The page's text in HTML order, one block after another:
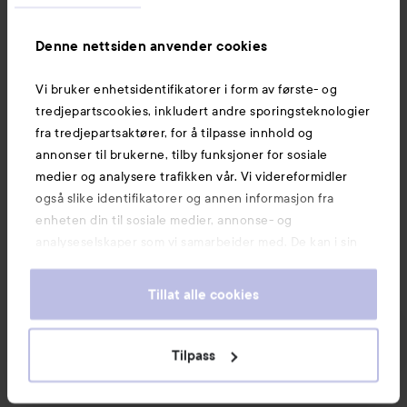
Denne nettsiden anvender cookies
Vi bruker enhetsidentifikatorer i form av første- og
tredjepartscookies, inkludert andre sporingsteknologier
fra tredjepartsaktører, for å tilpasse innhold og
annonser til brukerne, tilby funksjoner for sosiale
medier og analysere trafikken vår. Vi videreformidler
også slike identifikatorer og annen informasjon fra
enheten din til sosiale medier, annonse- og
analyseselskaper som vi samarbeider med. De kan i sin
informasjon som du har oppgitt eller som de har samlet
våre cookies ved å fortsette å bruke nettsiden vår. For
informasjon om hvordan du kan endre innstillingene for
Tillat alle cookies
Tilpass
355 kr
KJØP
Powder1C Rose Ivory
174 kr
KJØP